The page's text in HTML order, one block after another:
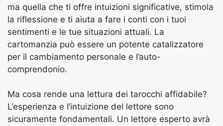
ma quella che ti offre intuizioni significative, stimola
la riflessione e ti aiuta a fare i conti con i tuoi
sentimenti e le tue situazioni attuali. La
cartomanzia può essere un potente catalizzatore
per il cambiamento personale e l’auto-
comprendonio.
Ma cosa rende una lettura dei tarocchi affidabile?
L’esperienza e l’intuizione del lettore sono
sicuramente fondamentali. Un lettore esperto avrà